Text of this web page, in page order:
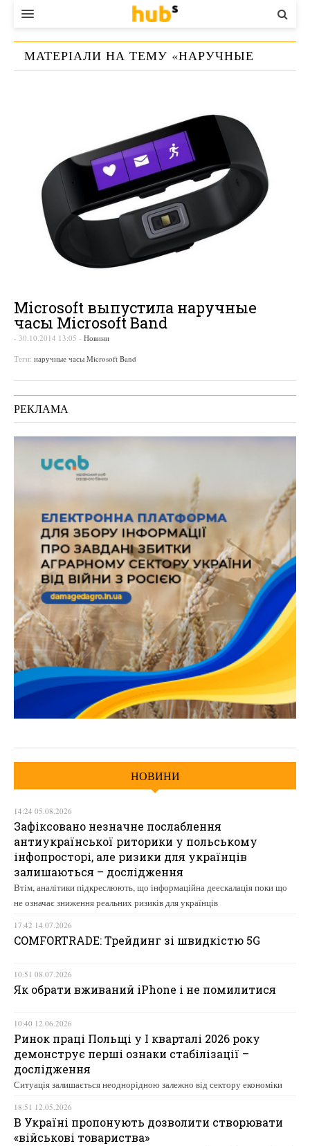
ВЛАДА
ЕКОНОМІКА
КОНТАКТИ
МАТЕРІАЛИ НА ТЕМУ «НАРУЧНЫЕ
Microsoft выпустила наручные
часы Microsoft Band
- 30.10.2014 13:05 - Новини
Теги: наручные часы Microsoft Band
РЕКЛАМА
НОВИНИ
14:24 05.08.2026
Зафіксовано незначне послаблення
антиукраїнської риторики у польському
інфопросторі, але ризики для українців
залишаються – дослідження
Втім, аналітики підкреслюють, що інформаційна деескалація поки що
не означає зниження реальних ризиків для українців
17:42 14.07.2026
COMFORTRADE: Трейдинг зі швидкістю 5G
10:51 08.07.2026
Як обрати вживаний iPhone і не помилитися
10:40 12.06.2026
Ринок праці Польщі у І кварталі 2026 року
демонструє перші ознаки стабілізації –
дослідження
Ситуація залишається неоднорідною залежно від сектору економіки
18:51 12.05.2026
В Україні пропонують дозволити створювати
«військові товариства»